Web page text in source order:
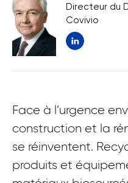
Directeur du
Covivio
Nouvelle
Face à l’urgence
construction et la
se réinventent.
produits et